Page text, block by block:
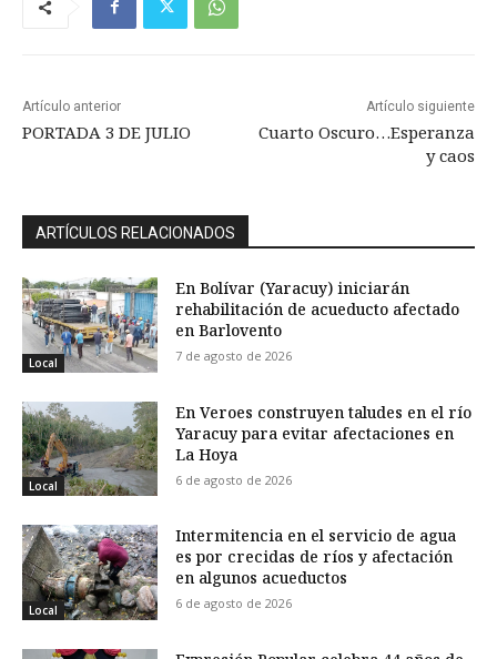
Artículo anterior
PORTADA 3 DE JULIO
Artículo siguiente
Cuarto Oscuro…Esperanza
y caos
ARTÍCULOS RELACIONADOS
Local
En Bolívar (Yaracuy) iniciarán
rehabilitación de acueducto afectado
en Barlovento
7 de agosto de 2026
Local
En Veroes construyen taludes en el río
Yaracuy para evitar afectaciones en
La Hoya
6 de agosto de 2026
Local
Intermitencia en el servicio de agua
es por crecidas de ríos y afectación
en algunos acueductos
6 de agosto de 2026